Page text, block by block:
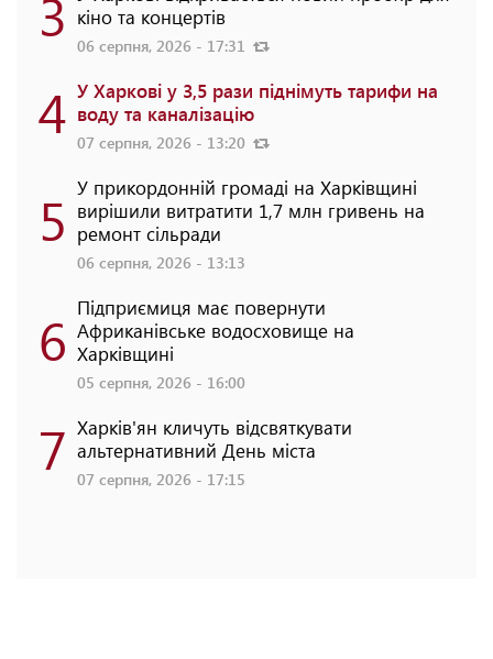
кіно та концертів
06 серпня, 2026 - 17:31
4 У Харкові у 3,5 рази піднімуть тарифи на
воду та каналізацію
07 серпня, 2026 - 13:20
5 У прикордонній громаді на Харківщині
вирішили витратити 1,7 млн гривень на
ремонт сільради
06 серпня, 2026 - 13:13
6 Підприємиця має повернути
Африканівське водосховище на
Харківщині
05 серпня, 2026 - 16:00
7 Харків'ян кличуть відсвяткувати
альтернативний День міста
07 серпня, 2026 - 17:15